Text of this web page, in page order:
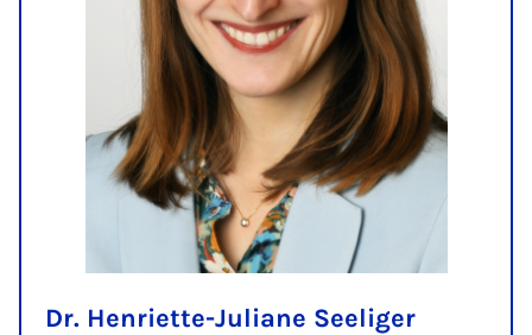
Dr. Henriette-Juliane Seeliger